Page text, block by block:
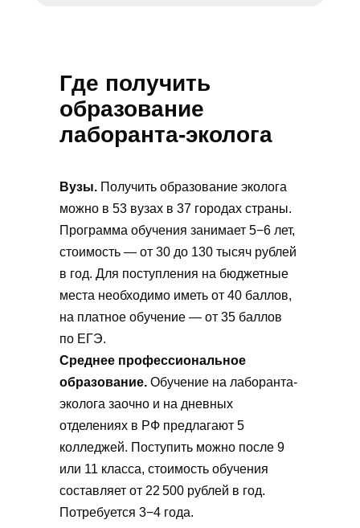
Где получить
образование
лаборанта-эколога
Вузы. Получить образование эколога
можно в 53 вузах в 37 городах страны.
Программа обучения занимает 5−6 лет,
стоимость — от 30 до 130 тысяч рублей
в год. Для поступления на бюджетные
места необходимо иметь от 40 баллов,
на платное обучение — от 35 баллов
по ЕГЭ.
Среднее профессиональное
образование. Обучение на лаборанта-
эколога заочно и на дневных
отделениях в РФ предлагают 5
колледжей. Поступить можно после 9
или 11 класса, стоимость обучения
составляет от 22 500 рублей в год.
Потребуется 3−4 года.